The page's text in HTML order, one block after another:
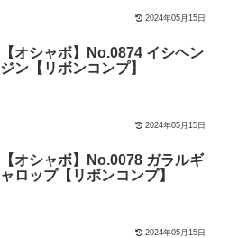
2024年05月15日
【オシャボ】No.0874 イシヘン
ジン【リボンコンプ】
2024年05月15日
【オシャボ】No.0078 ガラルギ
ャロップ【リボンコンプ】
2024年05月15日